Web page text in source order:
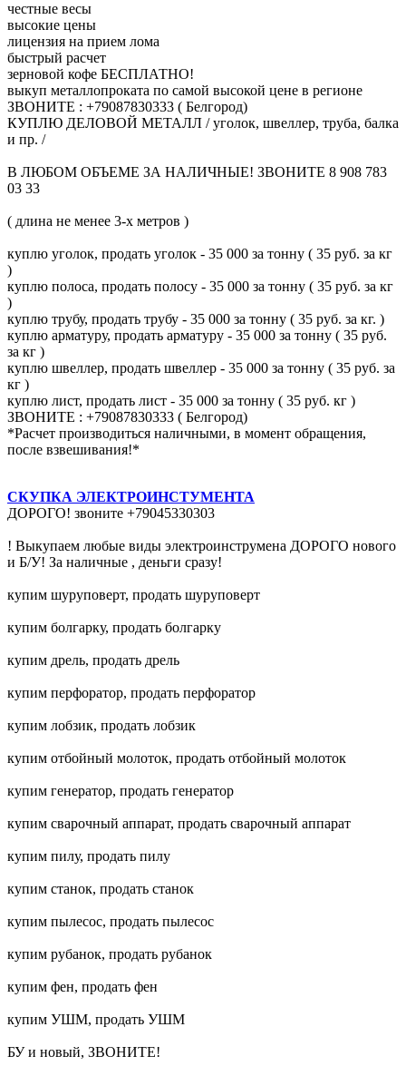
честные весы
высокие цены
лицензия на прием лома
быстрый расчет
зерновой кофе БЕСПЛАТНО!
выкуп металлопроката по самой высокой цене в регионе
ЗВОНИТЕ : +79087830333 ( Белгород)
КУПЛЮ ДЕЛОВОЙ МЕТАЛЛ / уголок, швеллер, труба, балка
и пр. /
В ЛЮБОМ ОБЪЕМЕ ЗА НАЛИЧНЫЕ! ЗВОНИТЕ 8 908 783
03 33
( длина не менее 3-х метров )
куплю уголок, продать уголок - 35 000 за тонну ( 35 руб. за кг
)
куплю полоса, продать полосу - 35 000 за тонну ( 35 руб. за кг
)
куплю трубу, продать трубу - 35 000 за тонну ( 35 руб. за кг. )
куплю арматуру, продать арматуру - 35 000 за тонну ( 35 руб.
за кг )
куплю швеллер, продать швеллер - 35 000 за тонну ( 35 руб. за
кг )
куплю лист, продать лист - 35 000 за тонну ( 35 руб. кг )
ЗВОНИТЕ : +79087830333 ( Белгород)
*Расчет производиться наличными, в момент обращения,
после взвешивания!*
СКУПКА ЭЛЕКТРОИНСТУМЕНТА
ДОРОГО! звоните +79045330303
! Выкупаем любые виды электроинструмена ДОРОГО нового
и Б/У! За наличные , деньги сразу!
купим шуруповерт, продать шуруповерт
купим болгарку, продать болгарку
купим дрель, продать дрель
купим перфоратор, продать перфоратор
купим лобзик, продать лобзик
купим отбойный молоток, продать отбойный молоток
купим генератор, продать генератор
купим сварочный аппарат, продать сварочный аппарат
купим пилу, продать пилу
купим станок, продать станок
купим пылесос, продать пылесос
купим рубанок, продать рубанок
купим фен, продать фен
купим УШМ, продать УШМ
БУ и новый, ЗВОНИТЕ!